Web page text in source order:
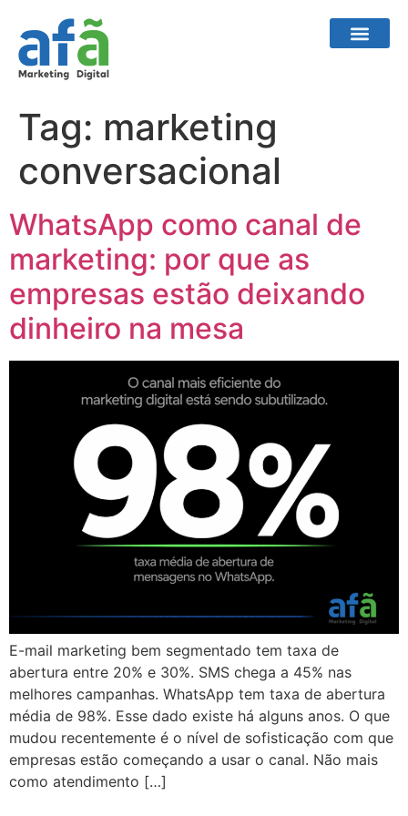
Tag: marketing
conversacional
WhatsApp como canal de
marketing: por que as
empresas estão deixando
dinheiro na mesa
E-mail marketing bem segmentado tem taxa de
abertura entre 20% e 30%. SMS chega a 45% nas
melhores campanhas. WhatsApp tem taxa de abertura
média de 98%. Esse dado existe há alguns anos. O que
mudou recentemente é o nível de sofisticação com que
empresas estão começando a usar o canal. Não mais
como atendimento […]